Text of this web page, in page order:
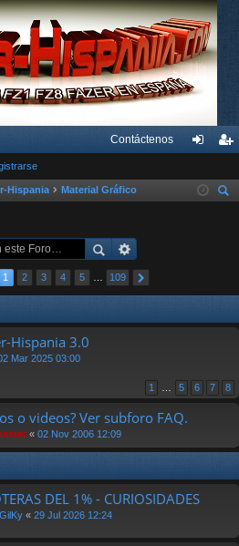
Contáctenos
nti ist
Hispania
Material Gráfico
1 2 3 4 5 109
Hispania 3.0
Mar 2025 03:00
1 5 6 7 8
o videos? Ver subforo FAQ.
« 02 Nov 2006 12:09
DEL 1% - CURIOSIDADES
« 29 Jul 2026 12:24